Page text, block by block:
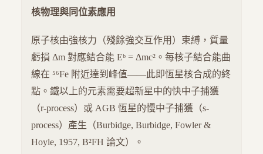
核物理與同位素應用
原子核由強核力（殘餘強交互作用）束縛，質量
虧損 Δm 對應結合能 Eᵇ = Δmc²。每核子結合能曲
線在 ⁵⁶Fe 附近達到峰值——此即恆星核合成的終
點。鐵以上的元素需要超新星中的快中子捕獲
（r-process）或 AGB 恆星的慢中子捕獲（s-
process）產生（Burbidge, Burbidge, Fowler &
Hoyle, 1957, B²FH 論文）。